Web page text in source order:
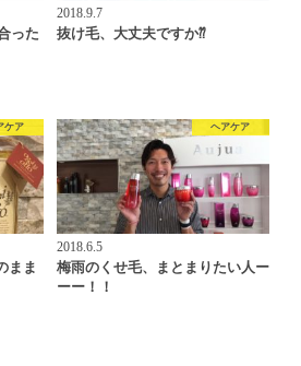
った
2018.9.7
抜け毛、大丈夫ですか⁇
ケア
まま
ヘアケア
2018.6.5
梅雨のくせ毛、まとまりたい人ー
ーー！！